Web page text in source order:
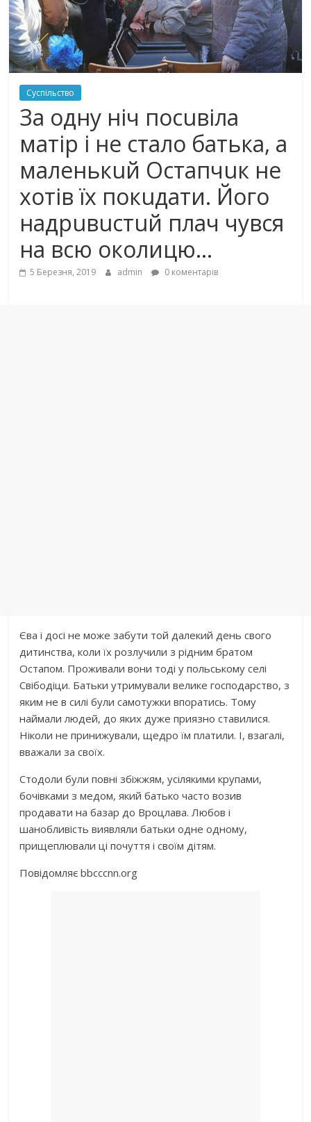
Суспільство
За одну ніч посuвіла
матір і не стало батька, а
маленькuй Остапчuк не
хотів їх покuдати. Його
надрuвuстuй плач чувся
на всю околицю…
5 Березня, 2019 admin 0 коментарів
Єва і досі не може забути той далекий день свого
дитинства, коли їх розлучили з рідним братом
Остапом. Проживали вони тоді у польському селі
Свібодіци. Батьки утримували велике господарство, з
яким не в силі були самотужки впоратись. Тому
наймали людей, до яких дуже приязно ставилися.
Ніколи не принижували, щедро їм платили. І, взагалі,
вважали за своїх.
Стодоли були повні збіжжям, усілякими крупами,
бочівками з медом, який батько часто возив
продавати на базар до Вроцлава. Любов і
шанобливість виявляли батьки одне одному,
прищеплювали ці почуття і своїм дітям.
Повідомляє bbcccnn.org